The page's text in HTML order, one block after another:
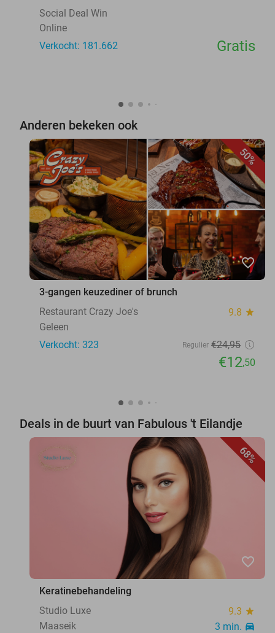
Social Deal Win
Online
Verkocht: 181.662
Gratis
Anderen bekeken ook
50%
favorite_border
3-gangen keuzediner of brunch
Restaurant Crazy Joe's
9.8 star
Geleen
Verkocht: 323
Regulier €24,95
€12,50
Deals in de buurt van Fabulous 't Eilandje
68%
favorite_border
Keratinebehandeling
Studio Luxe
9.3 star
Maaseik 3 min. directions_car